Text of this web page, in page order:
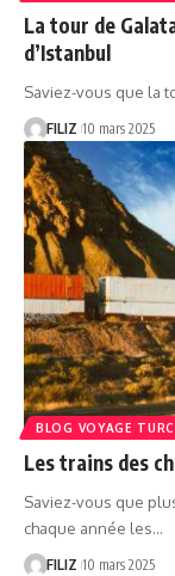
La tour de
d’Istanbul
Saviez-vous que la
FILIZ 10 mars 2025
BLOG VOYAGE TURC
Les trains des
Saviez-vous que
chaque année les…
FILIZ 10 mars 2025